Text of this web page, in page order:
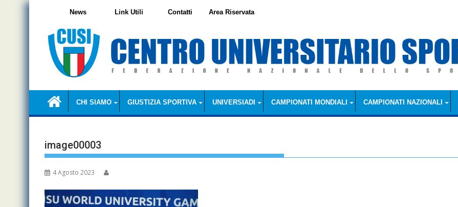
Skip
CHI SIAMO GIUSTIZIA SPORTIVA UNIVERSIADI CAMPIONATI MONDIALI CAMPIONATI NAZIONALI
News Link Utili Contatti Area Riservata
image00003
4 Agosto 2023